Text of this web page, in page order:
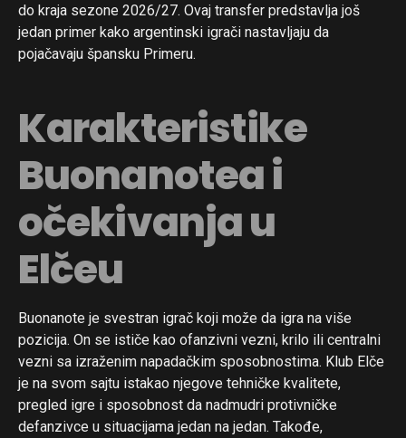
do kraja sezone 2026/27. Ovaj transfer predstavlja još
jedan primer kako argentinski igrači nastavljaju da
pojačavaju špansku Primeru.
Karakteristike
Buonanotea i
očekivanja u
Elčeu
Buonanote je svestran igrač koji može da igra na više
pozicija. On se ističe kao ofanzivni vezni, krilo ili centralni
vezni sa izraženim napadačkim sposobnostima. Klub Elče
je na svom sajtu istakao njegove tehničke kvalitete,
pregled igre i sposobnost da nadmudri protivničke
defanzivce u situacijama jedan na jedan. Takođe,